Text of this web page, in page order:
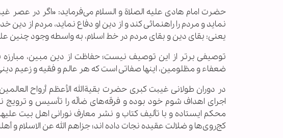
حضرت امام هادی ‌علیه الصلاة و ‌السلام می‌فرماید: «اگر در عصر
نماید و مردم را راهنمائی کند و از دین او دفاع نماید، مردم از دین
یعنی: بقای دین و بقای مردم در خط اسلام، به واسطه وجود چنین
توصیفی برتر از این توصیف نیست؛ حفاظت از دین مبین،
ضعفاء و مظلومین، اینها صفاتی است که هر عالم و فقیه و زعیم
در دوران طولانی غیبت کبری حضرت بقیةالله الأعظم أرواح
اجرای اهداف شوم خود بوده و فرقه‌های ضالّه را تأسیس و ترویج
محکم ایستاده و با تألیف کتاب و نشر معارف نورانی اهل بیت‌
کج‌روی‌ها و ضلالت عقیده نجات داده اند؛ جزاهم الله عن الاسلام و